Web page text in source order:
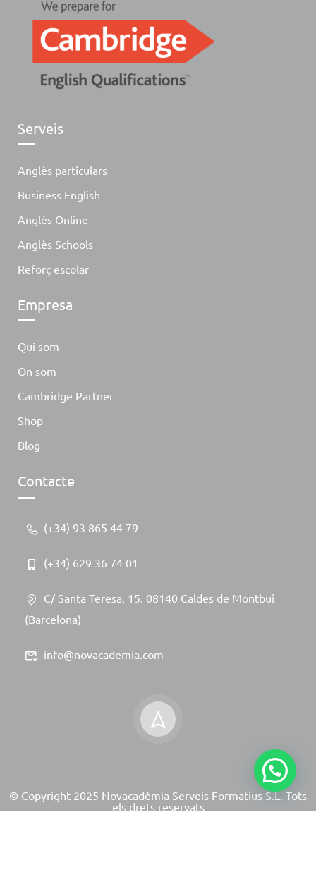
Serveis
Anglès particulars
Business English
Anglès Online
Anglès Schools
Reforç escolar
Empresa
Qui som
On som
Cambridge Partner
Shop
Blog
Contacte
(+34) 93 865 44 79
(+34) 629 36 74 01
C/ Santa Teresa, 15. 08140 Caldes de Montbui
(Barcelona)
info@novacademia.com
© Copyright 2025 Novacadèmia Serveis Formatius S.L. Tots
els drets reservats